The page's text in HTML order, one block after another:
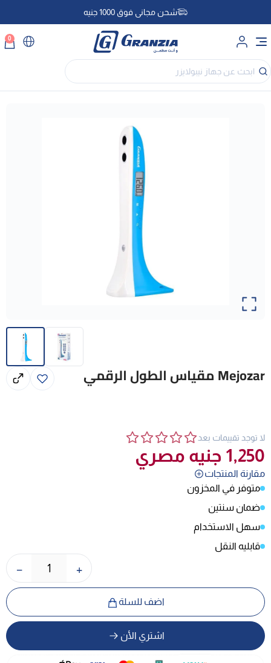
شحن مجاني فوق 1000 جنيه
0
Mejozarمقياس الطول الرقمي
لا توجد تقييمات بعد
1,250 جنيه مصري
مقارنة المنتجات
متوفر في المخزون
ضمان سنتين
سهل الاستخدام
قابليه النقل
− 1 +
اضف للسلة
اشتري الأن